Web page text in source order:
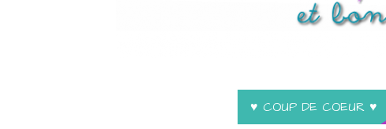
♥ COUP DE COEUR ♥